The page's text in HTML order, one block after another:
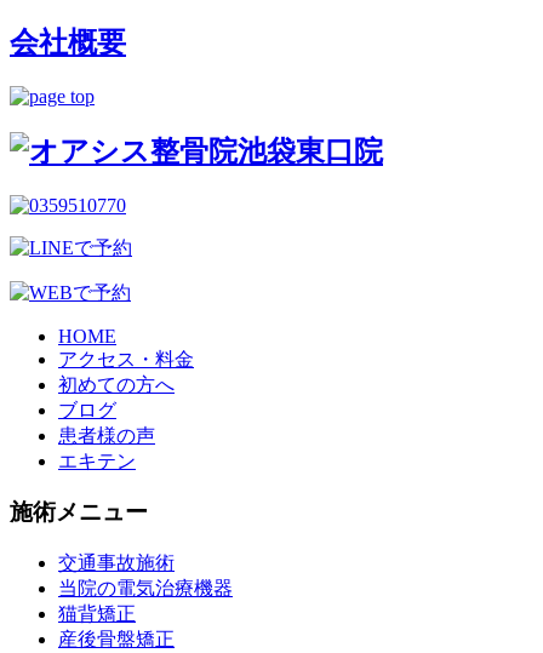
会社概要
HOME
アクセス・料金
初めての方へ
ブログ
患者様の声
エキテン
施術メニュー
交通事故施術
当院の電気治療機器
猫背矯正
産後骨盤矯正